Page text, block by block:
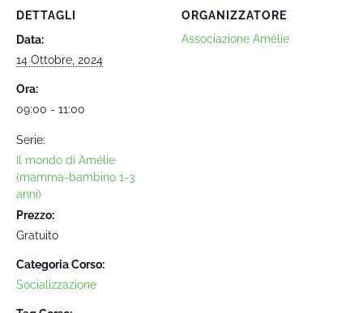
DETTAGLI
Data:
14 Ottobre, 2024
Ora:
09:00 - 11:00
Serie:
Il mondo di Amélie
(mamma-bambino 1-3
anni)
Prezzo:
Gratuito
Categoria Corso:
Socializzazione
ORGANIZZATORE
Associazione Amélie